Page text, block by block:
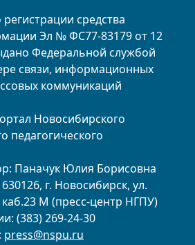
средства
Эл № ФС77-83179 от 12
Федеральной службой
связи, информационных
коммуникаций
Новосибирского
педагогического
Паначук Юлия Борисовна
г. Новосибирск, ул.
М (пресс-центр НГПУ)
(383) 269-24-30
press@nspu.ru